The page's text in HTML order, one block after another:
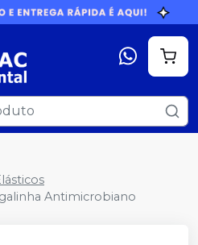
Antimicrobiano